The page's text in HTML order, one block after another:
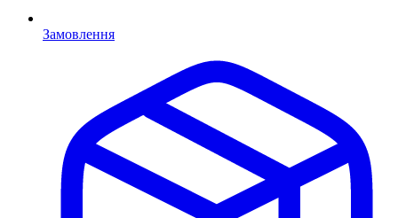
Замовлення